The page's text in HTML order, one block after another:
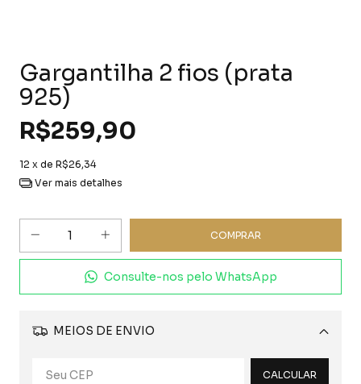
Gargantilha 2 fios (prata
925)
R$259,90
12 x de R$26,34
Ver mais detalhes
Consulte-nos pelo WhatsApp
MEIOS DE ENVIO
Alterar CEP
CALCULAR